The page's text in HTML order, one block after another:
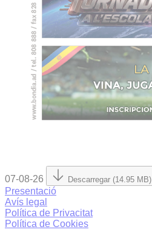
07-08-26 Descarregar (14.95 MB)
Presentació
Avís legal
Política de Privacitat
Política de Cookies